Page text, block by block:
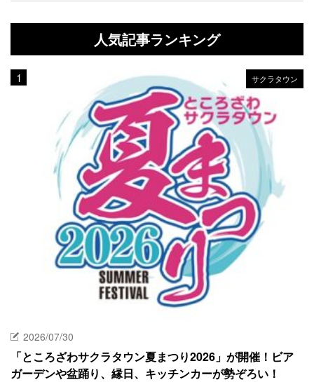
人気記事ランキング
サクラタウン
2026/07/30
「ところざわサクラタウン夏まつり2026」が開催！ビア
ガーデンや盆踊り、縁日、キッチンカーが勢ぞろい！